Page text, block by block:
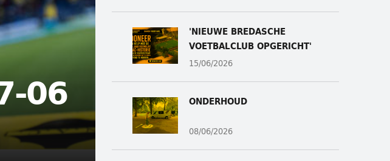
06
'NIEUWE BREDASCHE
VOETBALCLUB OPGERICHT'
15/06/2026
ONDERHOUD
08/06/2026